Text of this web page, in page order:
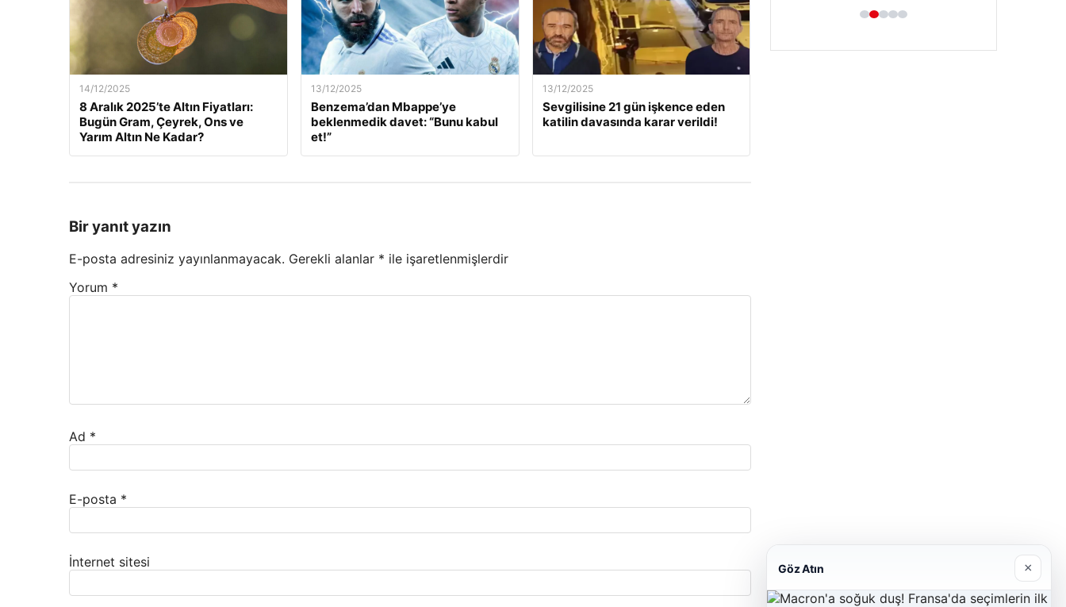
14/12/2025
8 Aralık 2025’te Altın Fiyatları:
Bugün Gram, Çeyrek, Ons ve
Yarım Altın Ne Kadar?
13/12/2025
Benzema’dan Mbappe’ye
beklenmedik davet: “Bunu kabul
et!”
13/12/2025
Sevgilisine 21 gün işkence eden
katilin davasında karar verildi!
Bir yanıt yazın
E-posta adresiniz yayınlanmayacak. Gerekli alanlar * ile işaretlenmişlerdir
Yorum *
Ad *
E-posta *
İnternet sitesi Göz Atın ×